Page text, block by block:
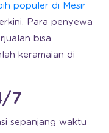
populer di Mesir
Para penyewa
bisa
keramaian di
7
sepanjang waktu